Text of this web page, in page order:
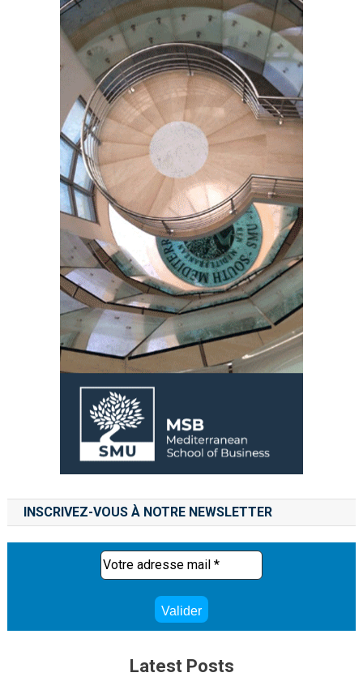
INSCRIVEZ-VOUS À NOTRE NEWSLETTER
Latest Posts